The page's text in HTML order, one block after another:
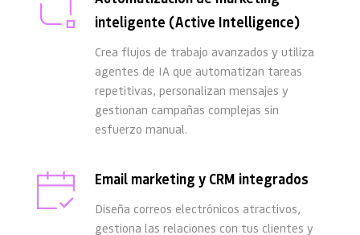
inteligente (Active Intelligence)
Crea flujos de trabajo avanzados y utiliza
agentes de IA que automatizan tareas
repetitivas, personalizan mensajes y
gestionan campañas complejas sin
esfuerzo manual.
Email marketing y CRM integrados
Diseña correos electrónicos atractivos,
gestiona las relaciones con tus clientes y